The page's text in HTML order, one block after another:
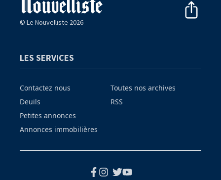
© Le Nouvelliste 2026
LES SERVICES
Contactez nous
Deuils
Petites annonces
Annonces immobilières
Toutes nos archives
RSS